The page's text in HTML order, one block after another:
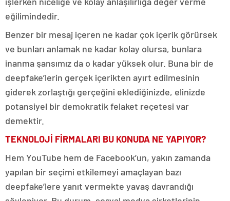
eğilimindedir.
Benzer bir mesaj içeren ne kadar çok içerik görürsek
ve bunları anlamak ne kadar kolay olursa, bunlara
inanma şansımız da o kadar yüksek olur. Buna bir de
deepfake’lerin gerçek içerikten ayırt edilmesinin
giderek zorlaştığı gerçeğini eklediğinizde, elinizde
potansiyel bir demokratik felaket reçetesi var
demektir.
TEKNOLOJİ FİRMALARI BU KONUDA NE YAPIYOR?
Hem YouTube hem de Facebook’un, yakın zamanda
yapılan bir seçimi etkilemeyi amaçlayan bazı
deepfake’lere yanıt vermekte yavaş davrandığı